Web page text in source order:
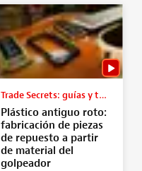
Trade Secrets: guías y tutoriales
Plástico antiguo roto:
fabricación de piezas
de repuesto a partir
de material del
golpeador